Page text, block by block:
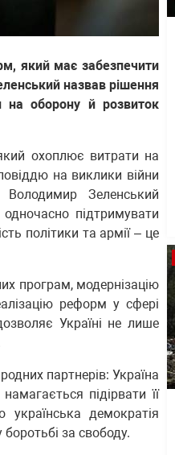
який має забезпечити
назвав рішення
на оборону й розвиток
охоплює витрати на
на виклики війни
Володимир Зеленський
підтримувати
політики та армії – це
програм, модернізацію
реформ у сфері
Україні не лише
партнерів: Україна
підірвати її
демократія
за свободу.